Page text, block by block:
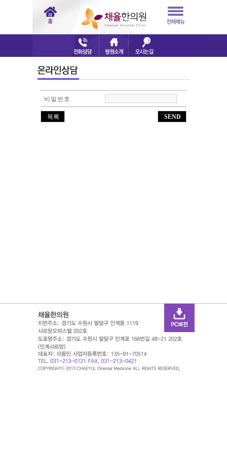
비밀번호
목록 SEND